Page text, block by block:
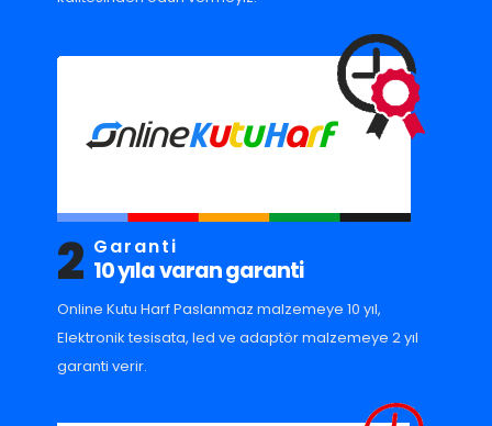
2 Garanti
10 yıla varan garanti
Online Kutu Harf Paslanmaz malzemeye 10 yıl,
Elektronik tesisata, led ve adaptör malzemeye 2 yıl
garanti verir.